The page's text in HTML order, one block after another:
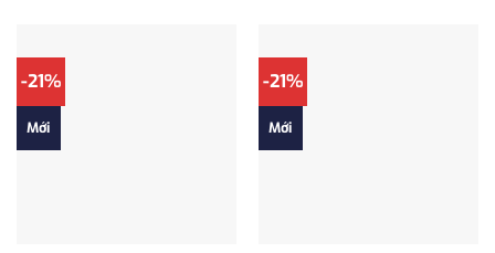
-21%
Mới
-21%
Mới